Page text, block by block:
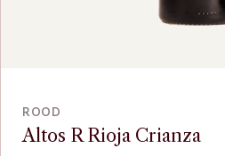
ROOD
Altos R Rioja Crianza